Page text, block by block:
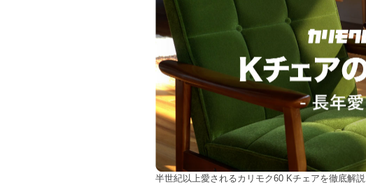
半世紀以上愛されるカリモク60 Kチェアを徹底解説